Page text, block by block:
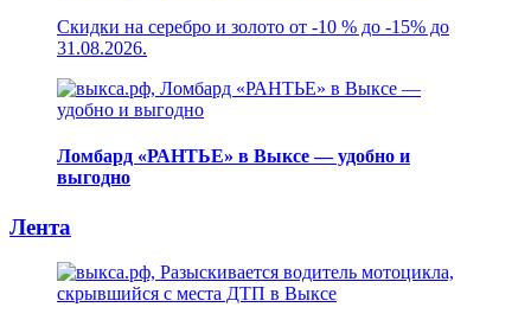
Скидки на серебро и золото от -10 % до -15% до
31.08.2026.
Ломбард «РАНТЬЕ» в Выксе — удобно и
выгодно
Лента